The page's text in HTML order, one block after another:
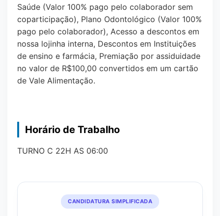
Saúde (Valor 100% pago pelo colaborador sem
coparticipação), Plano Odontológico (Valor 100%
pago pelo colaborador), Acesso a descontos em
nossa lojinha interna, Descontos em Instituições
de ensino e farmácia, Premiação por assiduidade
no valor de R$100,00 convertidos em um cartão
de Vale Alimentação.
Horário de Trabalho
TURNO C 22H AS 06:00
CANDIDATURA SIMPLIFICADA